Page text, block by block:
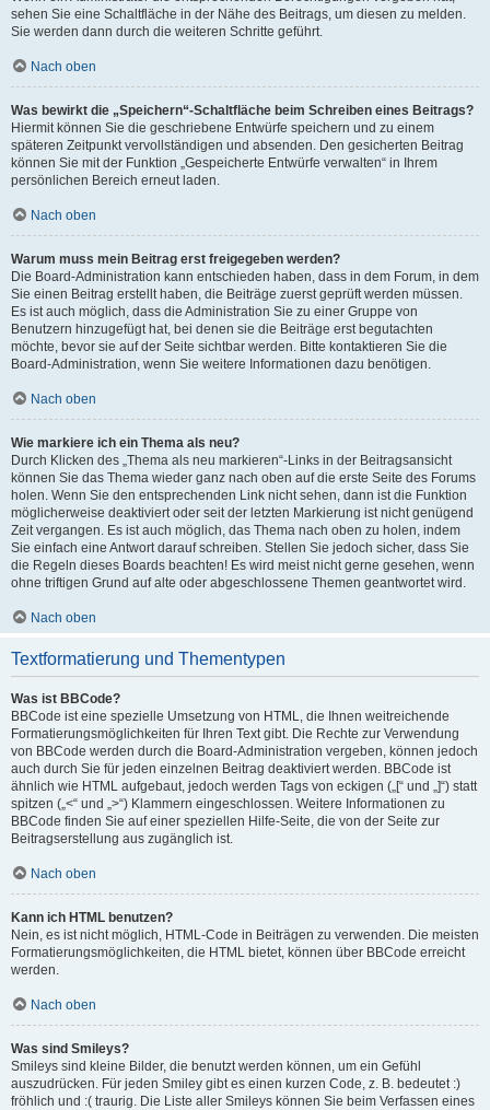
sehen Sie eine Schaltfläche in der Nähe des Beitrags, um diesen zu melden.
Sie werden dann durch die weiteren Schritte geführt.
Nach oben
Was bewirkt die „Speichern“-Schaltfläche beim Schreiben eines Beitrags?
Hiermit können Sie die geschriebene Entwürfe speichern und zu einem
späteren Zeitpunkt vervollständigen und absenden. Den gesicherten Beitrag
können Sie mit der Funktion „Gespeicherte Entwürfe verwalten“ in Ihrem
persönlichen Bereich erneut laden.
Nach oben
Warum muss mein Beitrag erst freigegeben werden?
Die Board-Administration kann entschieden haben, dass in dem Forum, in dem
Sie einen Beitrag erstellt haben, die Beiträge zuerst geprüft werden müssen.
Es ist auch möglich, dass die Administration Sie zu einer Gruppe von
Benutzern hinzugefügt hat, bei denen sie die Beiträge erst begutachten
möchte, bevor sie auf der Seite sichtbar werden. Bitte kontaktieren Sie die
Board-Administration, wenn Sie weitere Informationen dazu benötigen.
Nach oben
Wie markiere ich ein Thema als neu?
Durch Klicken des „Thema als neu markieren“-Links in der Beitragsansicht
können Sie das Thema wieder ganz nach oben auf die erste Seite des Forums
holen. Wenn Sie den entsprechenden Link nicht sehen, dann ist die Funktion
möglicherweise deaktiviert oder seit der letzten Markierung ist nicht genügend
Zeit vergangen. Es ist auch möglich, das Thema nach oben zu holen, indem
Sie einfach eine Antwort darauf schreiben. Stellen Sie jedoch sicher, dass Sie
die Regeln dieses Boards beachten! Es wird meist nicht gerne gesehen, wenn
ohne triftigen Grund auf alte oder abgeschlossene Themen geantwortet wird.
Nach oben
Textformatierung und Thementypen
Was ist BBCode?
BBCode ist eine spezielle Umsetzung von HTML, die Ihnen weitreichende
Formatierungsmöglichkeiten für Ihren Text gibt. Die Rechte zur Verwendung
von BBCode werden durch die Board-Administration vergeben, können jedoch
auch durch Sie für jeden einzelnen Beitrag deaktiviert werden. BBCode ist
ähnlich wie HTML aufgebaut, jedoch werden Tags von eckigen („[“ und „]“) statt
spitzen („<“ und „>“) Klammern eingeschlossen. Weitere Informationen zu
BBCode finden Sie auf einer speziellen Hilfe-Seite, die von der Seite zur
Beitragserstellung aus zugänglich ist.
Nach oben
Kann ich HTML benutzen?
Nein, es ist nicht möglich, HTML-Code in Beiträgen zu verwenden. Die meisten
Formatierungsmöglichkeiten, die HTML bietet, können über BBCode erreicht
werden.
Nach oben
Was sind Smileys?
Smileys sind kleine Bilder, die benutzt werden können, um ein Gefühl
auszudrücken. Für jeden Smiley gibt es einen kurzen Code, z. B. bedeutet :)
fröhlich und :( traurig. Die Liste aller Smileys können Sie beim Verfassen eines